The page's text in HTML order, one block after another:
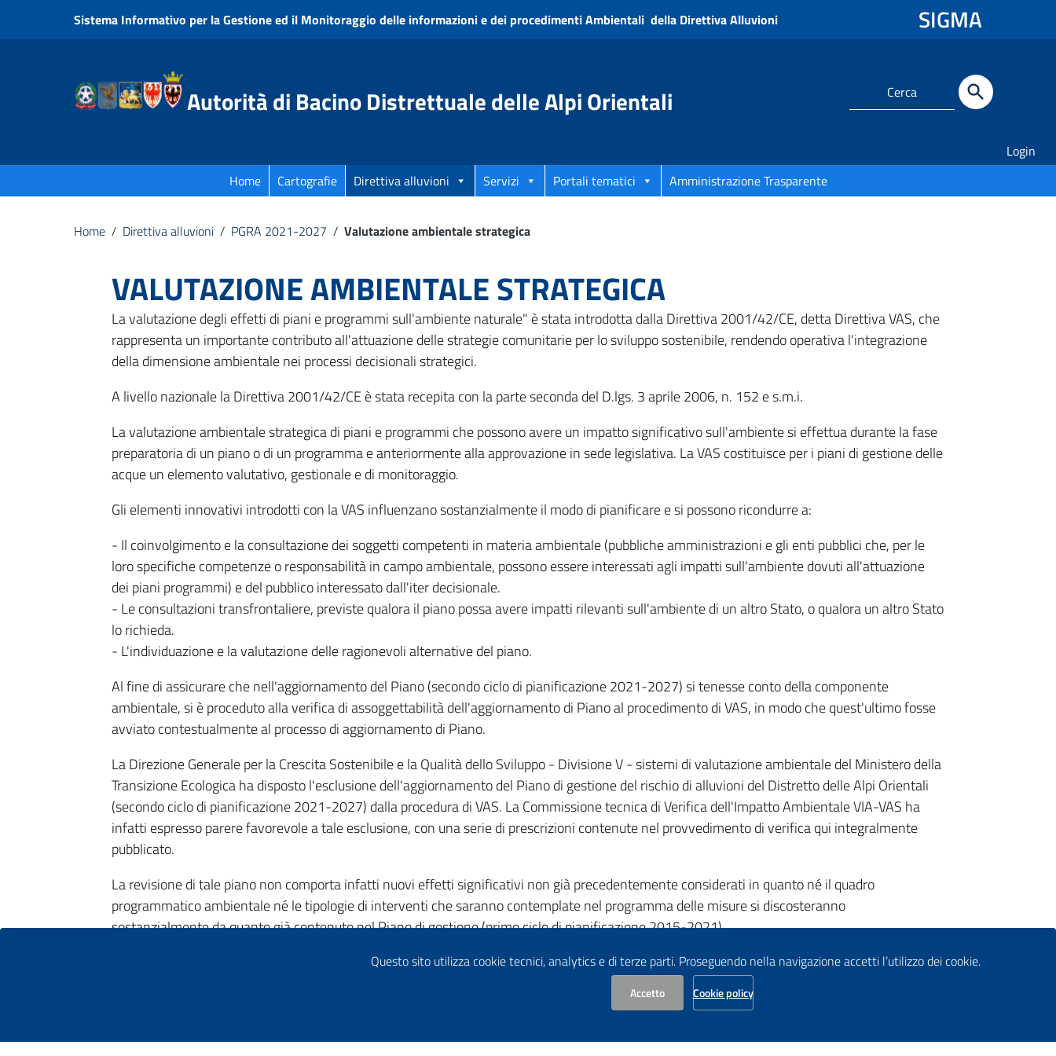
Questo sito utilizza cookie tecnici, analytics e di terze parti. Proseguendo nella navigazione accetti l’utilizzo dei cookie.
Accetto Cookie policy
Vai ai contenuti
Vai al menu di navigazione
Sistema Informativo per la Gestione ed il Monitoraggio delle informazioni e dei procedimenti Ambientali della Direttiva Alluvioni SIGMA
Autorità di Bacino Distrettuale delle Alpi Orientali
Login
Home
Cartografie Direttiva alluvioni Servizi Portali tematici Amministrazione Trasparente
Home / Direttiva alluvioni / PGRA 2021-2027 / Valutazione ambientale strategica
VALUTAZIONE AMBIENTALE STRATEGICA
La valutazione degli effetti di piani e programmi sull'ambiente naturale" è stata introdotta dalla Direttiva 2001/42/CE, detta Direttiva VAS, che
rappresenta un importante contributo all'attuazione delle strategie comunitarie per lo sviluppo sostenibile, rendendo operativa l'integrazione
della dimensione ambientale nei processi decisionali strategici.
A livello nazionale la Direttiva 2001/42/CE è stata recepita con la parte seconda del D.lgs. 3 aprile 2006, n. 152 e s.m.i.
La valutazione ambientale strategica di piani e programmi che possono avere un impatto significativo sull'ambiente si effettua durante la fase
preparatoria di un piano o di un programma e anteriormente alla approvazione in sede legislativa. La VAS costituisce per i piani di gestione delle
acque un elemento valutativo, gestionale e di monitoraggio.
Gli elementi innovativi introdotti con la VAS influenzano sostanzialmente il modo di pianificare e si possono ricondurre a:
- Il coinvolgimento e la consultazione dei soggetti competenti in materia ambientale (pubbliche amministrazioni e gli enti pubblici che, per le
loro specifiche competenze o responsabilità in campo ambientale, possono essere interessati agli impatti sull'ambiente dovuti all'attuazione
dei piani programmi) e del pubblico interessato dall'iter decisionale.
- Le consultazioni transfrontaliere, previste qualora il piano possa avere impatti rilevanti sull'ambiente di un altro Stato, o qualora un altro Stato
lo richieda.
- L'individuazione e la valutazione delle ragionevoli alternative del piano.
Al fine di assicurare che nell'aggiornamento del Piano (secondo ciclo di pianificazione 2021-2027) si tenesse conto della componente
ambientale, si è proceduto alla verifica di assoggettabilità dell'aggiornamento di Piano al procedimento di VAS, in modo che quest'ultimo fosse
avviato contestualmente al processo di aggiornamento di Piano.
La Direzione Generale per la Crescita Sostenibile e la Qualità dello Sviluppo - Divisione V - sistemi di valutazione ambientale del Ministero della
Transizione Ecologica ha disposto l'esclusione dell'aggiornamento del Piano di gestione del rischio di alluvioni del Distretto delle Alpi Orientali
(secondo ciclo di pianificazione 2021-2027) dalla procedura di VAS. La Commissione tecnica di Verifica dell'Impatto Ambientale VIA-VAS ha
infatti espresso parere favorevole a tale esclusione, con una serie di prescrizioni contenute nel provvedimento di verifica qui integralmente
pubblicato.
La revisione di tale piano non comporta infatti nuovi effetti significativi non già precedentemente considerati in quanto né il quadro
programmatico ambientale né le tipologie di interventi che saranno contemplate nel programma delle misure si discosteranno
sostanzialmente da quanto già contenuto nel Piano di gestione (primo ciclo di pianificazione 2015-2021).
Tutta la documentazione istruttoria è disponibile sulPortale delle Valutazioni e Autorizzazioni Ambientali: VAS - VIA - AIA VAS del Ministero